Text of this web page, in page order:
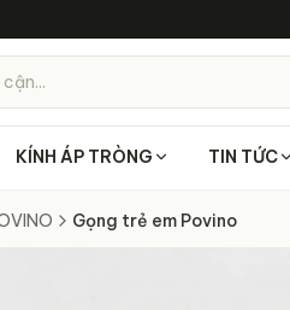
KÍNH ÁP TRÒNG TIN TỨC
Gọng trẻ em Povino